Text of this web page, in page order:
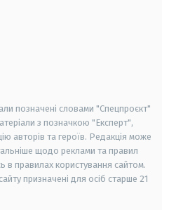
позначені словами "Спецпроєкт"
з позначкою "Експерт",
авторів та героїв. Редакція може
щодо реклами та правил
в правилах користування сайтом.
призначені для осіб старше 21